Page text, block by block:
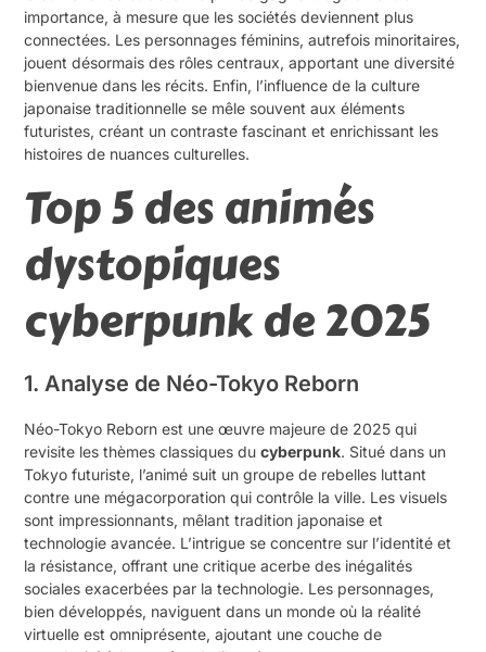
importance, à mesure que les sociétés deviennent plus
connectées. Les personnages féminins, autrefois minoritaires,
jouent désormais des rôles centraux, apportant une diversité
bienvenue dans les récits. Enfin, l’influence de la culture
japonaise traditionnelle se mêle souvent aux éléments
futuristes, créant un contraste fascinant et enrichissant les
histoires de nuances culturelles.
Top 5 des animés
dystopiques
cyberpunk de 2025
1. Analyse de Néo-Tokyo Reborn
Néo-Tokyo Reborn est une œuvre majeure de 2025 qui
revisite les thèmes classiques ducyberpunk. Situé dans un
Tokyo futuriste, l’animé suit un groupe de rebelles luttant
contre une mégacorporation qui contrôle la ville. Les visuels
sont impressionnants, mêlant tradition japonaise et
technologie avancée. L’intrigue se concentre sur l’identité et
la résistance, offrant une critique acerbe des inégalités
sociales exacerbées par la technologie. Les personnages,
bien développés, naviguent dans un monde où la réalité
virtuelle est omniprésente, ajoutant une couche de